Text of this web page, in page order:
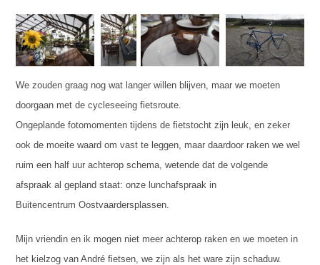
We zouden graag nog wat langer willen blijven, maar we moeten
doorgaan met de cycleseeing fietsroute.
Ongeplande fotomomenten tijdens de fietstocht zijn leuk, en zeker
ook de moeite waard om vast te leggen, maar daardoor raken we wel
ruim een half uur achterop schema, wetende dat de volgende
afspraak al gepland staat: onze lunchafspraak in
Buitencentrum Oostvaardersplassen.
Mijn vriendin en ik mogen niet meer achterop raken en we moeten in
het kielzog van André fietsen, we zijn als het ware zijn schaduw.